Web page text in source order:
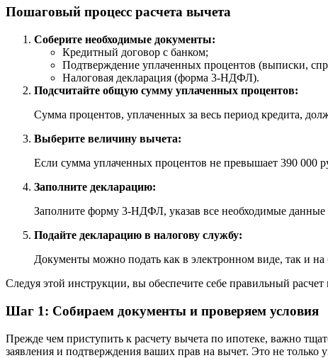
Пошаговый процесс расчета вычета
Соберите необходимые документы:
Кредитный договор с банком;
Подтверждение уплаченных процентов (выписки,
Налоговая декларация (форма 3-НДФЛ).
Подсчитайте общую сумму уплаченных процентов:
Сумма процентов, уплаченных за весь период кредита,
Выберите величину вычета:
Если сумма уплаченных процентов не превышает 390 000
Заполните декларацию:
Заполните форму 3-НДФЛ, указав все необходимые
Подайте декларацию в налогову службу:
Документы можно подать как в электронном виде, так и
Следуя этой инструкции, вы обеспечите себе правильный
Шаг 1: Собираем документы и проверяем условия
Прежде чем приступить к расчету вычета по ипотеке, важно
заявления и подтверждения ваших прав на вычет. Это не только